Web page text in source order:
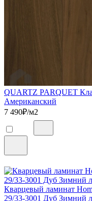
QUARTZ PARQUET
Американский
7 490₽/м2
Кварцевый ламинат
29/33-3001 Дуб Зимний